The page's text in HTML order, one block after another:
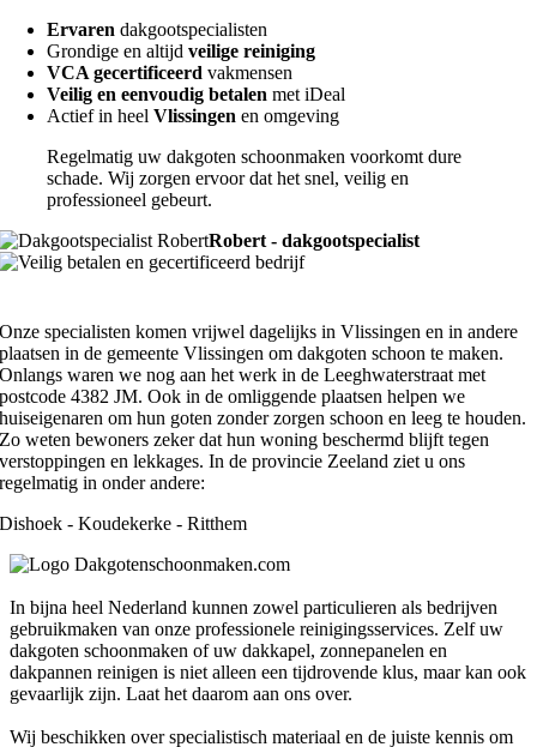
Ervaren dakgootspecialisten
Grondige en altijdveilige reiniging
VCA gecertificeerdvakmensen
Veilig en eenvoudig betalen met iDeal
Actief in heelVlissingen en omgeving
Regelmatig uw dakgoten schoonmaken voorkomt dure
schade. Wij zorgen ervoor dat het snel, veilig en
professioneel gebeurt.
Robert - dakgootspecialist
Onze specialisten komen vrijwel dagelijks in Vlissingen en in andere
plaatsen in de gemeente Vlissingen om dakgoten schoon te maken.
Onlangs waren we nog aan het werk in de Leeghwaterstraat met
postcode 4382 JM. Ook in de omliggende plaatsen helpen we
huiseigenaren om hun goten zonder zorgen schoon en leeg te houden.
Zo weten bewoners zeker dat hun woning beschermd blijft tegen
verstoppingen en lekkages. In de provincie Zeeland ziet u ons
regelmatig in onder andere:
Dishoek - Koudekerke - Ritthem
In bijna heel Nederland kunnen zowel particulieren als bedrijven
gebruikmaken van onze professionele reinigingsservices. Zelf uw
dakgoten schoonmaken of uw dakkapel, zonnepanelen en
dakpannen reinigen is niet alleen een tijdrovende klus, maar kan ook
gevaarlijk zijn. Laat het daarom aan ons over.
Wij beschikken over specialistisch materiaal en de juiste kennis om